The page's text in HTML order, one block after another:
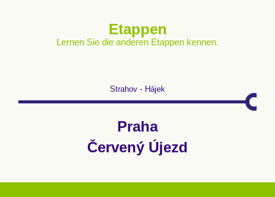
Etappen
Lernen Sie die anderen Etappen kennen.
Strahov - Hájek
Praha
Červený Újezd